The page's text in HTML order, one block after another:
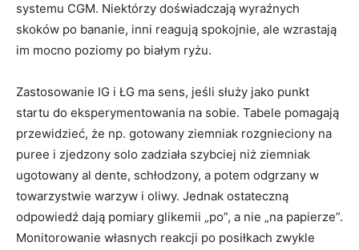
systemu CGM. Niektórzy doświadczają wyraźnych
skoków po bananie, inni reagują spokojnie, ale wzrastają
im mocno poziomy po białym ryżu.
Zastosowanie IG i ŁG ma sens, jeśli służy jako punkt
startu do eksperymentowania na sobie. Tabele pomagają
przewidzieć, że np. gotowany ziemniak rozgnieciony na
puree i zjedzony solo zadziała szybciej niż ziemniak
ugotowany al dente, schłodzony, a potem odgrzany w
towarzystwie warzyw i oliwy. Jednak ostateczną
odpowiedź dają pomiary glikemii „po”, a nie „na papierze”.
Monitorowanie własnych reakcji po posiłkach zwykle